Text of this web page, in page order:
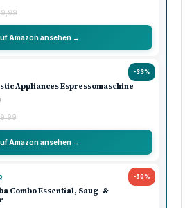
Amazon ansehen →
-33%
Appliances Espressomaschine
Amazon ansehen →
-50%
Combo Essential, Saug- &